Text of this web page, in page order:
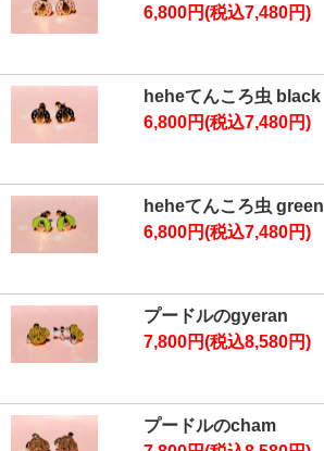
6,800円(税込7,480円)
heheてんころ虫 black
6,800円(税込7,480円)
heheてんころ虫 green
6,800円(税込7,480円)
プードルのgyeran
7,800円(税込8,580円)
プードルのcham